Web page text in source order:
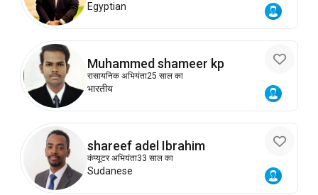
Egyptian
Muhammed shameer kp
रासायनिक अभियंता25 साल का
भारतीय
shareef adel Ibrahim
कंप्यूटर अभियंता33 साल का
Sudanese